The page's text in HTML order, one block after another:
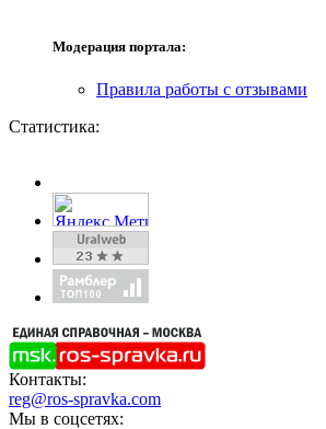
Модерация портала:
Правила работы с отзывами
Статистика:
Контакты:
reg@ros-spravka.com
Мы в соцсетях: